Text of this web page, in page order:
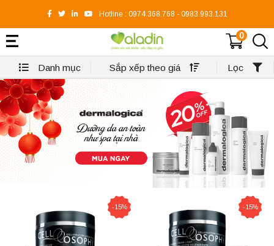
Hotline : 0974.368.768 - 0983.993.131
0
Danh mục Sắp xếp theo giá Lọc
-15% -15%